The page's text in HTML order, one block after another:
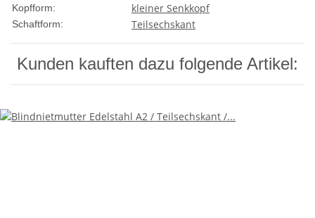
Kopfform: kleiner Senkkopf
Schaftform: Teilsechskant
Kunden kauften dazu folgende Artikel: